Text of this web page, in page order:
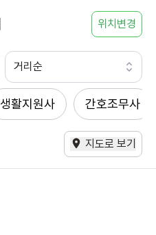
위치변경
거리순
생활지원사 간호조무사
지도로 보기